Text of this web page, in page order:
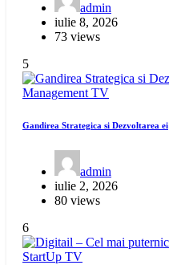
admin
iulie 8, 2026
73 views
5
Management TV
Gandirea Strategica si Dezvoltarea ei
admin
iulie 2, 2026
80 views
6
StartUp TV